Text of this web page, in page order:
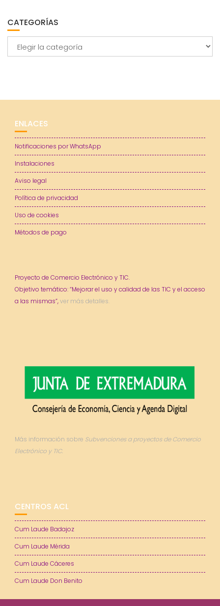
CATEGORÍAS
ENLACES
Notificaciones por WhatsApp
Instalaciones
Aviso legal
Política de privacidad
Uso de cookies
Métodos de pago
Proyecto de Comercio Electrónico y TIC.
Objetivo temático: “Mejorar el uso y calidad de las TIC y el acceso
a las mismas”,ver más detalles.
Más información sobre Subvenciones a proyectos de Comercio
Electrónico y TIC.
CENTROS ACL
Cum Laude Badajoz
Cum Laude Mérida
Cum Laude Cáceres
Cum Laude Don Benito